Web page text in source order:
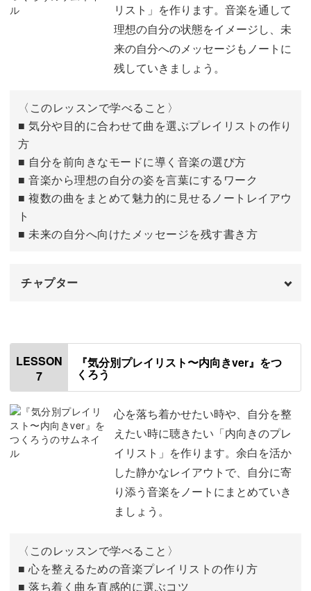
曲のイメージを色で表す 09:33
心に響いた歌詞を書く
パーツ・シールをノートに貼る 17:29
余白にメモを書く
おわりに
リスト」を作ります。音楽を通して
理想の自分の状態をイメージし、未
来の自分へのメッセージもノートに
残していきましょう。
〈このレッスンで学べること〉
■ 気分や目的に合わせて曲を選ぶプレイリストの作り
方
■ 自分を前向きなモードに導く音楽の選び方
■ 音楽から理想の自分の姿を言葉にするワーク
■ 複数の曲をまとめて魅力的に見せるノートレイアウ
ト
■ 未来の自分へ向けたメッセージを残す書き方
チャプター
使用する材料・道具
ノートの構成について
5曲リストアップする 04:22
キーワードを書き出す 07:19
10:15
ジャケット画像・QRコード・シートを切る
プレイリストのテーマを書く
LESSON
7
『気分別プレイリスト〜内向きver』をつ
くろう
心を落ち着かせたい時や、自分を整
えたい時に聴きたい「内向きのプレ
イリスト」を作ります。余白を活か
した静かなレイアウトで、自分に寄
り添う音楽をノートにまとめていき
ましょう。
〈このレッスンで学べること〉
■ 心を整えるための音楽プレイリストの作り方
■ 落ち着く曲を直感的に選ぶコツ